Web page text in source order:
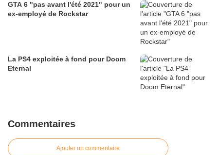
GTA 6 "pas avant l'été 2021" pour un
ex-employé de Rockstar
La PS4 exploitée à fond pour Doom
Eternal
Commentaires
Ajouter un commentaire